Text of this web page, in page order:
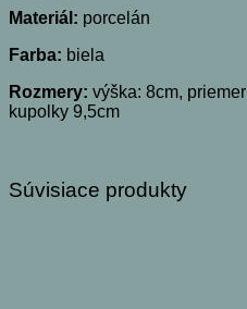
Materiál: porcelán
Farba: biela
Rozmery: výška: 8cm,
kupolky 9,5cm
Súvisiace produkty